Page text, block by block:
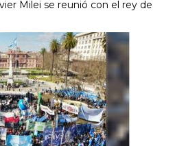
Milei se reunió con el rey de